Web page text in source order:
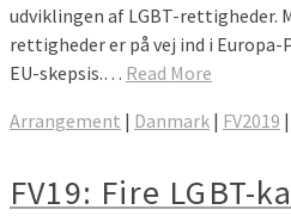
udviklingen af LGBT-rettigheder.
rettigheder er på vej ind i
EU-skepsis.… Read More
Arrangement | Danmark | FV2019 |
FV19: Fire LGBT-